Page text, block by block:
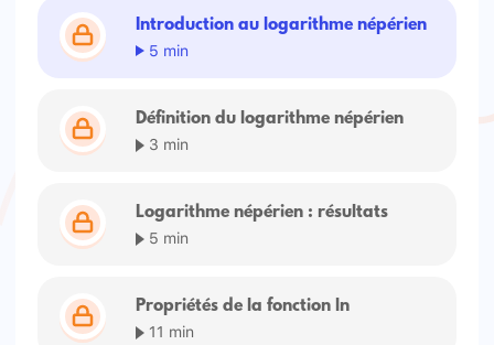
Introduction au logarithme népérien
5 min
Définition du logarithme népérien
3 min
Logarithme népérien : résultats
5 min
Propriétés de la fonction ln
11 min